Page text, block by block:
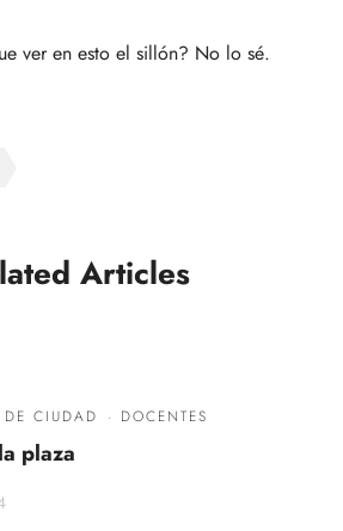
ver en esto el sillón? No lo sé.
Articles
CIUDAD · DOCENTES
plaza